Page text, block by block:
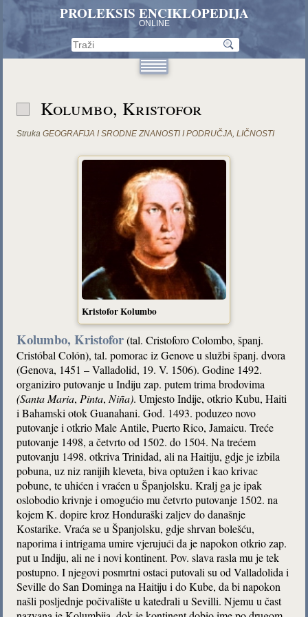
PROLEKSIS ENCIKLOPEDIJA
ONLINE
Kolumbo, Kristofor
Struka GEOGRAFIJA I SRODNE ZNANOSTI I PODRUČJA,LIČNOSTI
Kristofor Kolumbo
Kolumbo, Kristofor(tal. Cristoforo Colombo, španj.
Cristóbal Colón), tal. pomorac iz Genove u službi španj. dvora
(Genova, 1451 – Valladolid, 19. V. 1506). Godine 1492.
organiziro putovanje u Indiju zap. putem trima brodovima
(Santa Maria, Pinta, Niña). Umjesto Indije, otkrio Kubu, Haiti
i Bahamski otok Guanahani. God. 1493. poduzeo novo
putovanje i otkrio Male Antile, Puerto Rico, Jamaicu. Treće
putovanje 1498, a četvrto od 1502. do 1504. Na trećem
putovanju 1498. otkriva Trinidad, ali na Haitiju, gdje je izbila
pobuna, uz niz ranijih kleveta, biva optužen i kao krivac
pobune, te uhićen i vraćen u Španjolsku. Kralj ga je ipak
oslobodio krivnje i omogućio mu četvrto putovanje 1502. na
kojem K. dopire kroz Honduraški zaljev do današnje
Kostarike. Vraća se u Španjolsku, gdje shrvan bolešću,
naporima i intrigama umire vjerujući da je napokon otkrio zap.
put u Indiju, ali ne i novi kontinent. Pov. slava rasla mu je tek
postupno. I njegovi posmrtni ostaci putovali su od Valladolida i
Seville do San Dominga na Haitiju i do Kube, da bi napokon
našli posljednje počivalište u katedrali u Sevilli. Njemu u čast